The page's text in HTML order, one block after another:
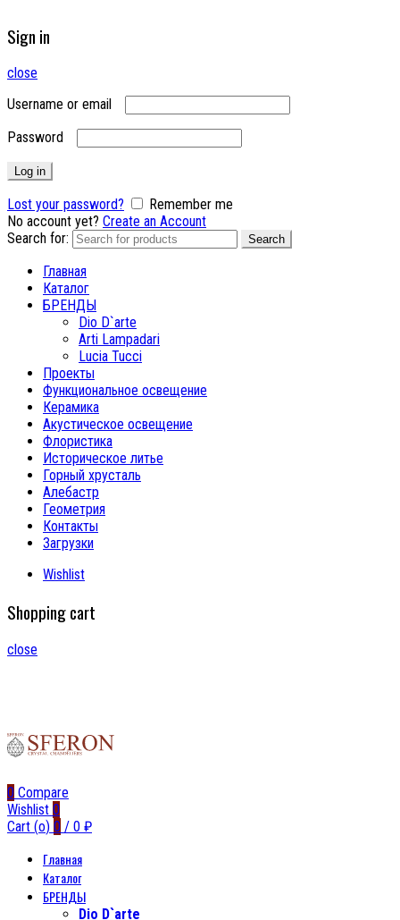
Sign in
close
Username or email
Password
Log in
Lost your password?
Remember me
No account yet? Create an Account
Search for:
Search
Главная
Каталог
БРЕНДЫ
Dio D`arte
Arti Lampadari
Lucia Tucci
Проекты
Функциональное освещение
Керамика
Акустическое освещение
Флористика
Историческое литье
Горный хрусталь
Алебастр
Геометрия
Контакты
Загрузки
Wishlist
Shopping cart
close
0 Compare
Wishlist 0
Cart (o) 0 / 0 ₽
Главная
Каталог
БРЕНДЫ
Dio D`arte